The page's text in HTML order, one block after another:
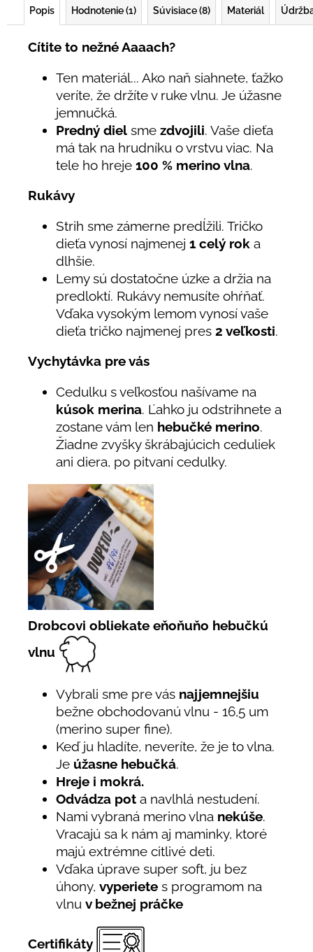
Popis Hodnotenie (1) Súvisiace (8) Materiál
Cítite to nežné Aaaach?
Ten materiál... Ako naň siahnete, ťažko
veríte, že držíte v ruke vlnu. Je úžasne
jemnučká.
Predný diel sme zdvojili. Vaše dieťa
má tak na hrudníku o vrstvu viac. Na
tele ho hreje 100 % merino vlna.
Rukávy
Strih sme zámerne predĺžili. Tričko
dieťa vynosí najmenej 1 celý rok a
dlhšie.
Lemy sú dostatočne úzke a držia na
predloktí. Rukávy nemusíte ohŕňať.
Vďaka vysokým lemom vynosí vaše
dieťa tričko najmenej pres 2 veľkosti.
Vychytávka pre vás
Cedulku s veľkosťou našívame na
kúsok merina. Ľahko ju odstrihnete a
zostane vám len hebučké merino.
Žiadne zvyšky škrábajúcich ceduliek
ani diera, po pitvaní cedulky.
Drobcovi obliekate eňoňuňo hebučkú
vlnu
Vybrali sme pre vás najjemnejšiu
bežne obchodovanú vlnu - 16,5 um
(merino super fine).
Keď ju hladíte, neveríte, že je to vlna.
Je úžasne hebučká.
Hreje i mokrá.
Odvádza pot a navlhlá nestudení.
Nami vybraná merino vlna nekúše.
Vracajú sa k nám aj maminky, ktoré
majú extrémne citlivé deti.
Vďaka úprave super soft, ju bez
úhony, vyperiete s programom na
vlnu v bežnej práčke
Certifikáty